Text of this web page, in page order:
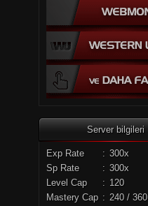
Server bilgileri
Exp Rate : 300x
Sp Rate
: 300x
Level Cap
: 120
Mastery Cap : 240 / 360